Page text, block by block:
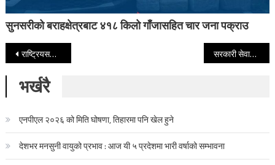
सुनसरीको बराहक्षेत्रबाट ४१८ किलो गाँजासहित चार जना पक्राउ
Post navigation
राष्ट्रियसभामा आज चलचित्र विधेयक २०८१ पेश गर्दै प्रधानमन्त्री कार्की सरकारी सेवाको सास्ती हटाउन ‘डिजिटल गभर्नेन्स’ अपरिहार्य : सभापति थापा
भर्खरै
एनपीएल २०२६ को मिति घोषणा, तिहारमा पनि खेल हुने
देशभर मनसुनी वायुको प्रभाव : आज यी ५ प्रदेशमा भारी वर्षाको सम्भावना